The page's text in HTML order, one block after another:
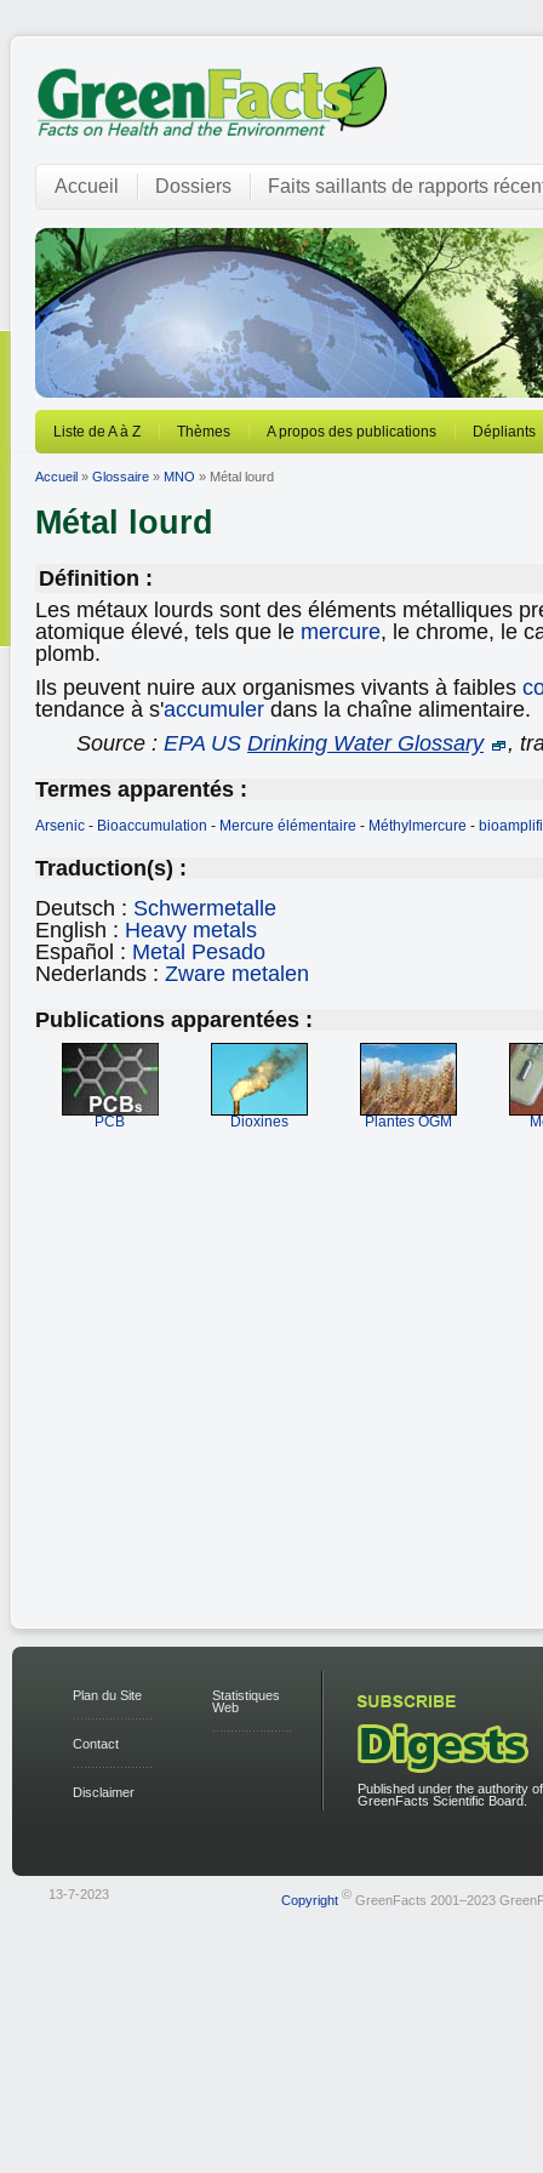
Accueil Dossiers Faits saillants de rapports
Liste de A à Z Thèmes A propos des publications Dépliants
Accueil » Glossaire » MNO » Métal lourd
Métal lourd
Définition :
Les métaux lourds sont des éléments métalliques
atomique élevé, tels que le mercure, le chrome, le
plomb.
Ils peuvent nuire aux organismes vivants à faibles
tendance à s'accumuler dans la chaîne alimentaire.
Source : EPA US Drinking Water Glossary
,
Termes apparentés :
Arsenic - Bioaccumulation - Mercure élémentaire - Méthylmercure -
Traduction(s) :
Deutsch : Schwermetalle
English : Heavy metals
Español : Metal Pesado
Nederlands : Zware metalen
Publications apparentées :
PCB Dioxines Plantes OGM
Plan du Site
Contact
Disclaimer
Statistiques
Web
Published under the authority
GreenFacts Scientific Board.
13-7-2023 Copyright ©GreenFacts 2001–2023